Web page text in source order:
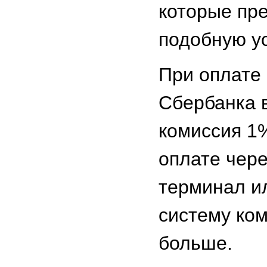
которые
подобную
При оплате
Сбербанка
комиссия
оплате
терминал
систему
больше.